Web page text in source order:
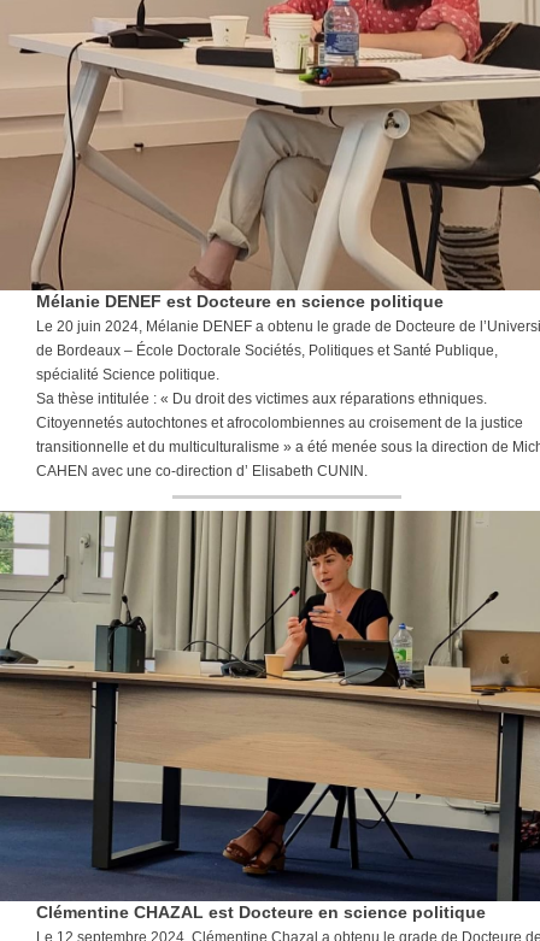
Mélanie DENEF est Docteure en science politique
Le 20 juin 2024, Mélanie DENEF a obtenu le grade de Docteure de
de Bordeaux – École Doctorale Sociétés, Politiques et Santé Publique,
spécialité Science politique.
Sa thèse intitulée : « Du droit des victimes aux réparations ethniques.
Citoyennetés autochtones et afrocolombiennes au croisement de la justice
transitionnelle et du multiculturalisme » a été menée sous la direction de
CAHEN avec une co-direction d’ Elisabeth CUNIN.
Clémentine CHAZAL est Docteure en science politique
Le 12 septembre 2024, Clémentine Chazal a obtenu le grade de Docteure